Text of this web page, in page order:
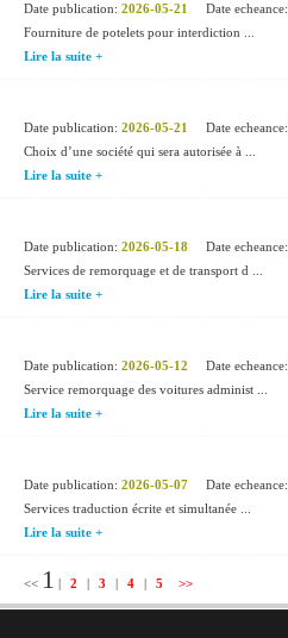
Date publication: 2026-05-21 Date echeance:
Fourniture de potelets pour interdiction ...
Lire la suite +
Date publication: 2026-05-21 Date echeance:
Choix d’une société qui sera autorisée à ...
Lire la suite +
Date publication: 2026-05-18 Date echeance:
Services de remorquage et de transport d ...
Lire la suite +
Date publication: 2026-05-12 Date echeance:
Service remorquage des voitures administ ...
Lire la suite +
Date publication: 2026-05-07 Date echeance:
Services traduction écrite et simultanée ...
Lire la suite +
<< 1 | 2 | 3 | 4 | 5 >>